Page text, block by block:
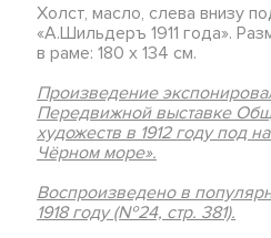
Холст, масло, слева внизу
«А.Шильдеръ 1911 года».
в раме: 180 х 134 см.
Произведение
Передвижной выставке
художеств в 1912 году под
Чёрном море».
Воспроизведено в
1918 году (№24, стр. 381).